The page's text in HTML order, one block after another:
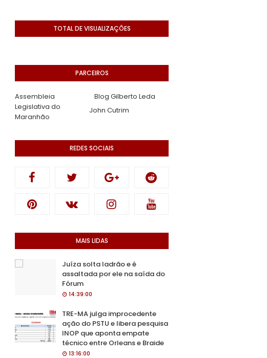
TOTAL DE VISUALIZAÇÕES
PARCEIROS
Assembleia
Legislativa do
Maranhão
Blog Gilberto Leda
John Cutrim
REDES SOCIAIS
MAIS LIDAS
Juíza solta ladrão e é
assaltada por ele na saída do
Fórum
14:39:00
TRE-MA julga improcedente
ação do PSTU e libera pesquisa
INOP que aponta empate
técnico entre Orleans e Braide
13:16:00